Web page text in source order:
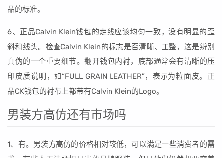
品的标准。
6、正品Calvin Klein钱包的走线应该均匀一致，没有明显的歪
斜和线头。检查Calvin Klein的标志是否清晰、工整，这是辨别
真伪的一个重要细节。翻开钱包内衬，底部通常会有清晰的压
印皮质说明，如“FULL GRAIN LEATHER”，表示为粒面皮。正
品CK钱包的衬布上都带有Calvin Klein的Logo。
男装方高仿还有市场吗
1、有。男装方高仿的价格相对较低，可以满足一些消费者的需